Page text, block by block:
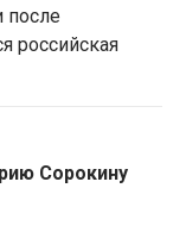
после
российская
Сорокину